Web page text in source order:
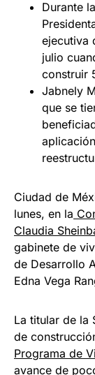
Durante
ejecutiva
julio
construir
Jabnely
que se
Ciudad de
lunes, en la
Claudia
gabinete de
de Desarrollo
Edna Vega
La titular de la
de
Programa de
avance de